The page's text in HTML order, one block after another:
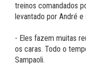
treinos comandados
levantado por André
- Eles fazem muitas
os caras. Todo o
Sampaoli.